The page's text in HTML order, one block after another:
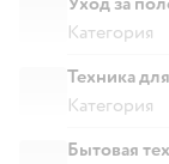
Категория
Техника
Категория
Бытовая